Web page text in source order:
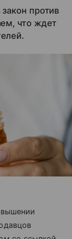
против
что ждет